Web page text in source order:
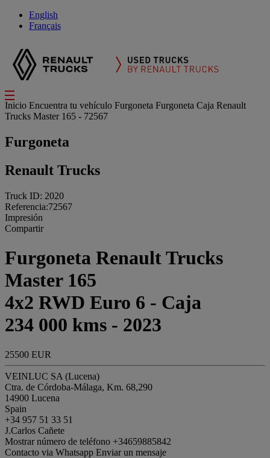
English
Français
Inicio Encuentra tu vehículo Furgoneta Furgoneta Caja Renault
Trucks Master 165 - 72567
Furgoneta
Renault Trucks
Truck ID: 2020
Referencia:72567
Impresión
Compartir
Furgoneta Renault Trucks
Master 165
4x2 RWD Euro 6 - Caja
234 000 kms - 2023
25500 EUR
VEINLUC SA (Lucena)
Ctra. de Córdoba-Málaga, Km. 68,290
14900 Lucena
Spain
+34 957 51 33 51
J.Carlos Cañete
Mostrar número de teléfono +34659885842
Contacto via Whatsapp Enviar un mensaje